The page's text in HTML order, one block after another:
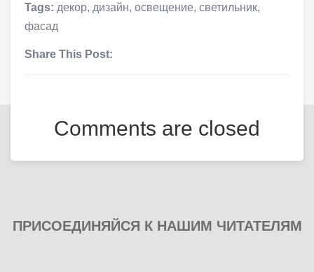
Tags: декор, дизайн, освещение, светильник,
фасад
Share This Post:
Comments are closed
ПРИСОЕДИНЯЙСЯ К НАШИМ ЧИТАТЕЛЯМ